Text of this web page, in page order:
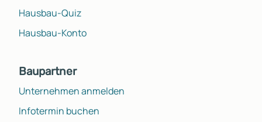
Hausbau-Quiz
Hausbau-Konto
Baupartner
Unternehmen anmelden
Infotermin buchen